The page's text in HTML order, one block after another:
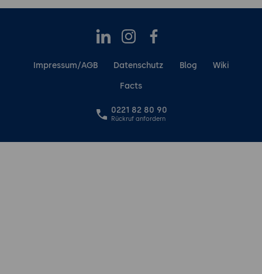
LinkedInInstagramFacebook
Impressum/AGB Datenschutz Blog Wiki
Facts
0221 82 80 90
Rückruf anfordern